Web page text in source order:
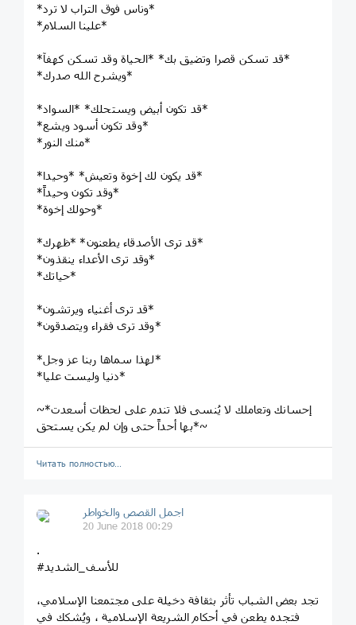
*وناس فوق التراب لا ترد*
*علينا السلام*
*قد تسكن قصرا وتضيق بك* *الحياة وقد تسكن كهفآ*
*ويشرح الله صدرك*
*قد تكون أبيض ويستحلك* *السواد*
*وقد تكون أسود ويشع*
*منك النور*
*قد يكون لك إخوة وتعيش* *وحيدا*
*وقد تكون وحيداً*
*وحولك إخوة*
*قد ترى الأصدقاء يطعنون* *ظهرك*
*وقد ترى الأعداء ينقذون*
*حياتك*
*قد ترى أغنياء ويرتشون*
*وقد ترى فقراء ويتصدقون*
*لهذا سماها ربنا عز وجل*
*دنيا وليست عليا*
~*إحسانك وتعاملك لا يُنسى فلا تندم على لحظات أسعدت
بها أحداً حتى وإن لم يكن يستحق*~
Читать полностью…
اجمل القصص والخواطر
20 June 2018 00:29
.
#للأسف_الشديد
تجد بعض الشباب تأثر بثقافة دخيلة على مجتمعنا الإسلامي،
فتجده يطعن في أحكام الشريعة الإسلامية ، ويُشكك في